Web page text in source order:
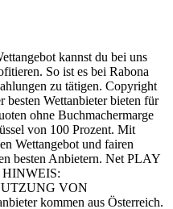
kannst du bei uns
So ist es bei Rabona
zu tätigen. Copyright
Wettanbieter bieten für
ohne Buchmachermarge
von 100 Prozent. Mit
Wettangebot und fairen
besten Anbietern. Net PLAY
VON
kommen aus Österreich.